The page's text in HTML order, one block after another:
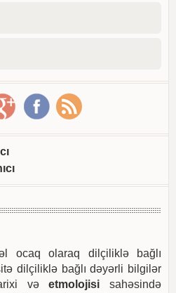
ocaq olaraq dilçiliklə bağlı
dilçiliklə bağlı dəyərli bilgilər
tarixi vəetmolojisi sahəsində